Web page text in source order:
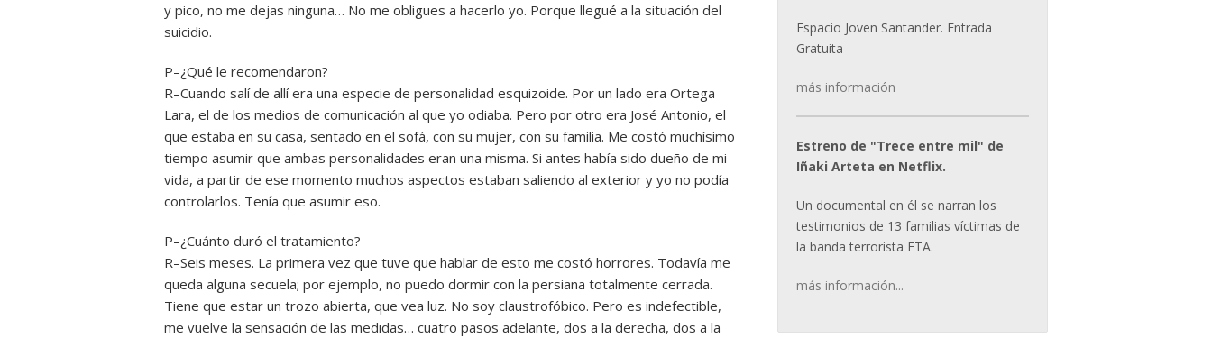
y pico, no me dejas ninguna… No me obligues a hacerlo yo. Porque llegué a la situación del
suicidio.
P–¿Qué le recomendaron?
R–Cuando salí de allí era una especie de personalidad esquizoide. Por un lado era Ortega
Lara, el de los medios de comunicación al que yo odiaba. Pero por otro era José Antonio, el
que estaba en su casa, sentado en el sofá, con su mujer, con su familia. Me costó muchísimo
tiempo asumir que ambas personalidades eran una misma. Si antes había sido dueño de mi
vida, a partir de ese momento muchos aspectos estaban saliendo al exterior y yo no podía
controlarlos. Tenía que asumir eso.
P–¿Cuánto duró el tratamiento?
R–Seis meses. La primera vez que tuve que hablar de esto me costó horrores. Todavía me
queda alguna secuela; por ejemplo, no puedo dormir con la persiana totalmente cerrada.
Tiene que estar un trozo abierta, que vea luz. No soy claustrofóbico. Pero es indefectible,
me vuelve la sensación de las medidas… cuatro pasos adelante, dos a la derecha, dos a la
Espacio Joven Santander. Entrada
Gratuita
más información
Estreno de "Trece entre mil" de
Iñaki Arteta en Netflix.
Un documental en él se narran los
testimonios de 13 familias víctimas de
la banda terrorista ETA.
más información...